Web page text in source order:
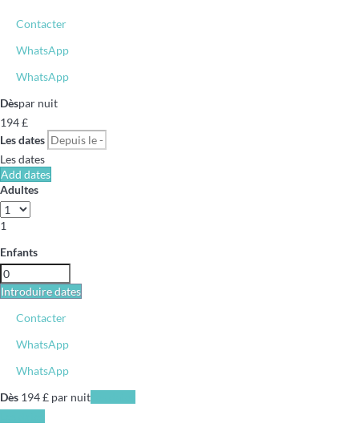
Contacter
WhatsApp
WhatsApp
Dèspar nuit
194£
Les dates
Les dates
Add dates
Adultes
1
Enfants
Introduire dates
Contacter
WhatsApp
WhatsApp
Dès 194£ par nuit